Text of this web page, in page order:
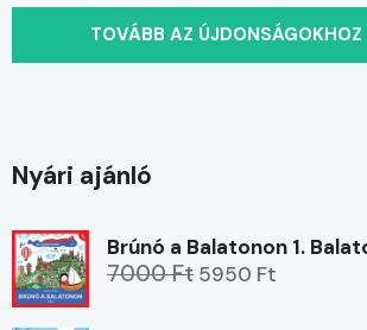
TOVÁBB AZ ÚJDONSÁGOKHOZ
Nyári ajánló
Brúnó a Balatonon 1.
7000 Ft 5950 Ft